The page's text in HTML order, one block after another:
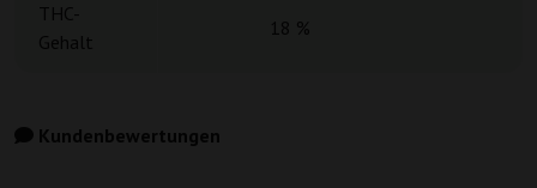
THC-
Gehalt
18 %
Kundenbewertungen